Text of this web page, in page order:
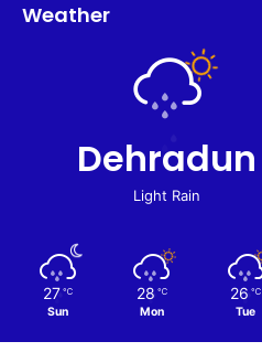
Weather
Dehradun
Light Rain
27 ℃
Sun
28 ℃
Mon
26 ℃
Tue